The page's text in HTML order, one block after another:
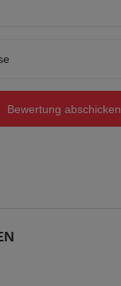
Bewertung abschicken